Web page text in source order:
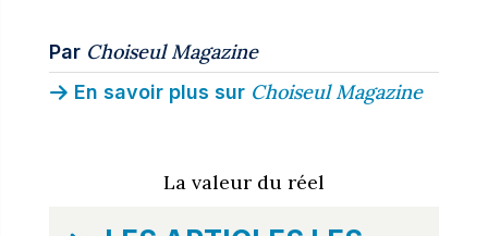
Par Choiseul Magazine
En savoir plus sur Choiseul Magazine
La valeur du réel